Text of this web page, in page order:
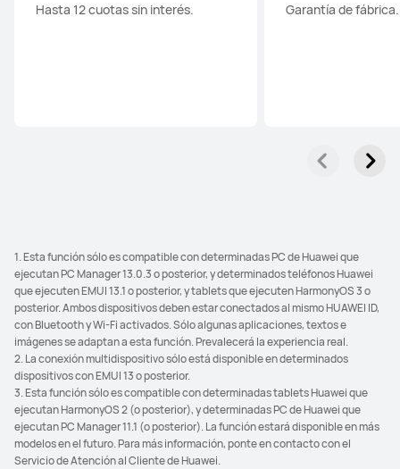
Hasta 12 cuotas sin interés. Garantía de fábrica.
1. Esta función sólo es compatible con determinadas PC de Huawei que
ejecutan PC Manager 13.0.3 o posterior, y determinados teléfonos Huawei
que ejecuten EMUI 13.1 o posterior, y tablets que ejecuten HarmonyOS 3 o
posterior. Ambos dispositivos deben estar conectados al mismo HUAWEI ID,
con Bluetooth y Wi-Fi activados. Sólo algunas aplicaciones, textos e
imágenes se adaptan a esta función. Prevalecerá la experiencia real.
2. La conexión multidispositivo sólo está disponible en determinados
dispositivos con EMUI 13 o posterior.
3. Esta función sólo es compatible con determinadas tablets Huawei que
ejecutan HarmonyOS 2 (o posterior), y determinadas PC de Huawei que
ejecutan PC Manager 11.1 (o posterior). La función estará disponible en más
modelos en el futuro. Para más información, ponte en contacto con el
Servicio de Atención al Cliente de Huawei.